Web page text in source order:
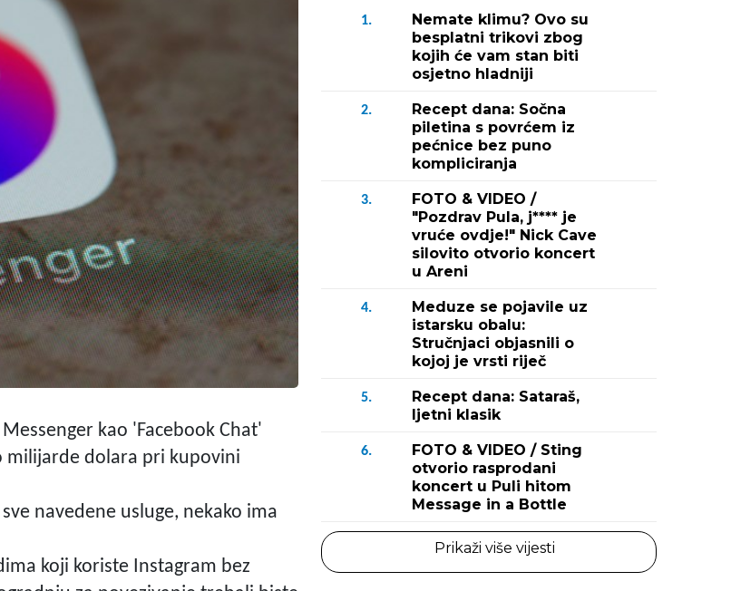
kao 'Facebook Chat'
milijarde dolara pri kupovini
navedene usluge, nekako ima
koji koriste Instagram bez
1.
Nemate klimu? Ovo su
besplatni trikovi zbog
kojih će vam stan biti
osjetno hladniji
2.
Recept dana: Sočna
piletina s povrćem iz
pećnice bez puno
kompliciranja
3.
FOTO & VIDEO /
"Pozdrav Pula, j**** je
vruće ovdje!" Nick Cave
silovito otvorio koncert
u Areni
4.
Meduze se pojavile uz
istarsku obalu:
Stručnjaci objasnili o
kojoj je vrsti riječ
5.
Recept dana: Sataraš,
ljetni klasik
6.
FOTO & VIDEO / Sting
otvorio rasprodani
koncert u Puli hitom
Message in a Bottle
Prikaži više vijesti